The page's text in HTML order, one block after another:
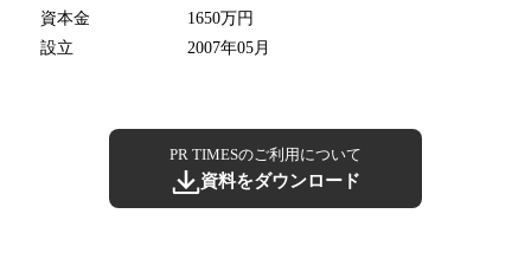
資本金
1650万円
設立
2007年05月
PR TIMESのご利用について
資料をダウンロード